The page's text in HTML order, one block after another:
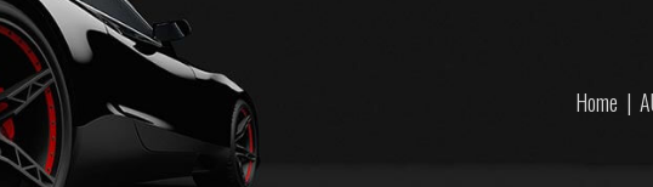
Home |